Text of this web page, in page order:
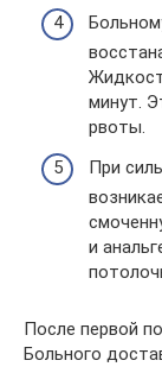
минут.
рвоты.
При
и
После первой
Больного